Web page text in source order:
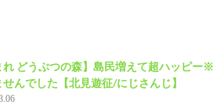
れ どうぶつの森】島民増えて超ハッピー※
んでした【北見遊征/にじさんじ】